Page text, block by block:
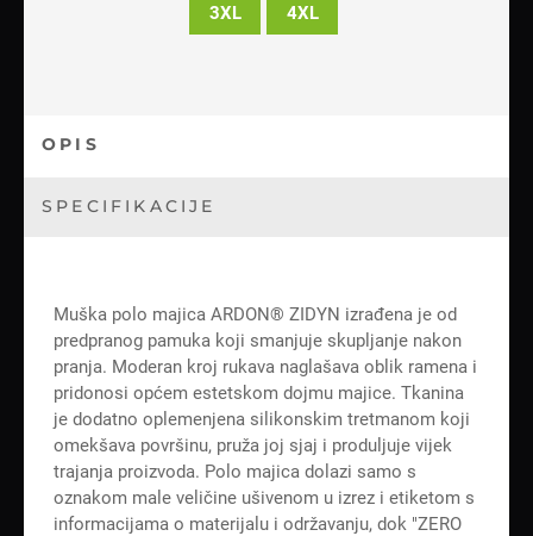
3XL 4XL
OPIS
SPECIFIKACIJE
Muška polo majica ARDON® ZIDYN izrađena je od
predpranog pamuka koji smanjuje skupljanje nakon
pranja. Moderan kroj rukava naglašava oblik ramena i
pridonosi općem estetskom dojmu majice. Tkanina
je dodatno oplemenjena silikonskim tretmanom koji
omekšava površinu, pruža joj sjaj i produljuje vijek
trajanja proizvoda. Polo majica dolazi samo s
oznakom male veličine ušivenom u izrez i etiketom s
informacijama o materijalu i održavanju, dok "ZERO